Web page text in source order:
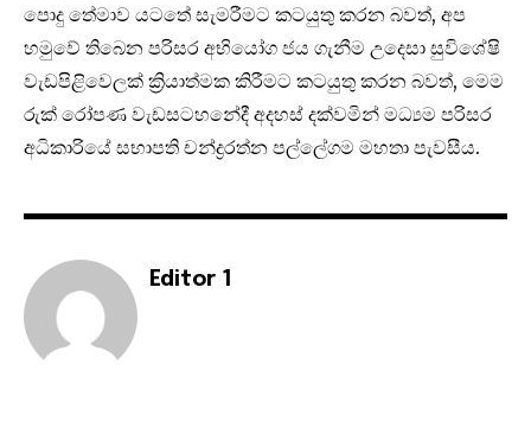
පොදු තේමාව යටතේ සැමරීමට කටයුතු කරන බවත්, අප
හමුවේ තිබෙන පරිසර අභියෝග ජය ගැනීම උදෙසා සුවිශේෂි
වැඩපිළිවෙලක් ක්‍රියාත්මක කිරීමට කටයුතු කරන බවත්, මෙම
රුක් රෝපණ වැඩසටහනේදී අදහස් දක්වමින් මධ්‍යම පරිසර
අධිකාරියේ සභාපති චන්ද්‍රරත්න පල්ලේගම මහතා පැවසීය.
Editor 1